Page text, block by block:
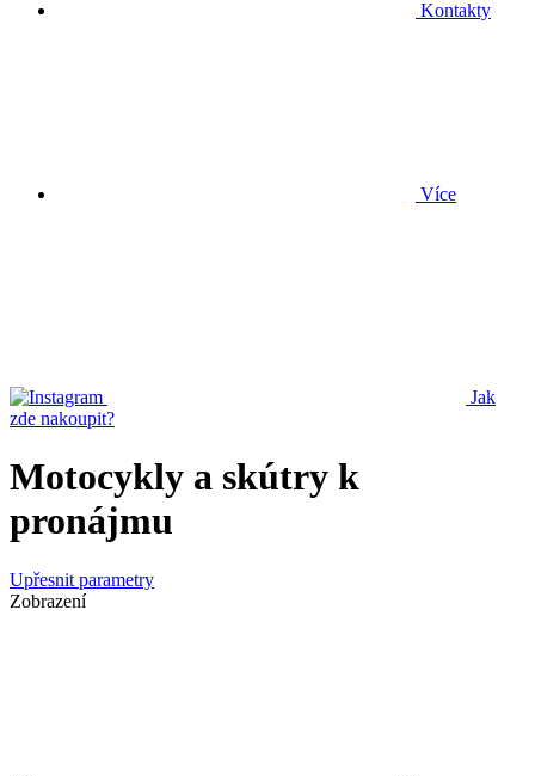
Kontakty
Více
Jak
zde nakoupit?
Motocykly a skútry k
pronájmu
Upřesnit parametry
Zobrazení